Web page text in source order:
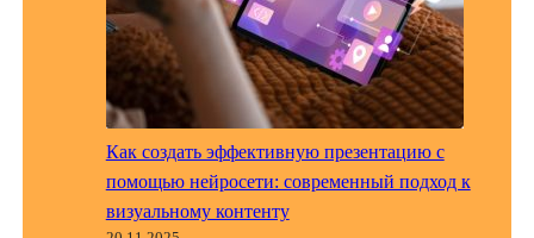
Как создать эффективную презентацию с
помощью нейросети: современный подход к
визуальному контенту